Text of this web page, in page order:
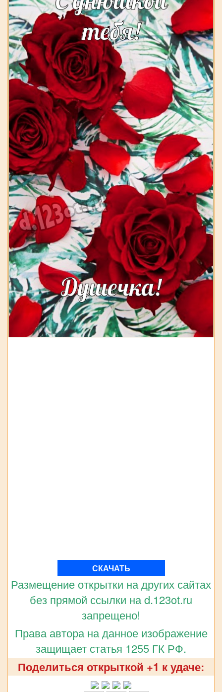
СКАЧАТЬ
Размещение открытки на других сайтах
без прямой ссылки на d.123ot.ru
запрещено!
Права автора на данное изображение
защищает статья 1255 ГК РФ.
Поделиться открыткой +1 к удаче: